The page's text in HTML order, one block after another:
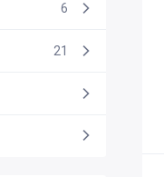
6
21